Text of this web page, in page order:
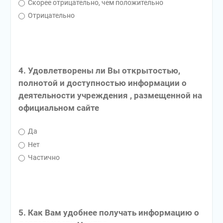
Скорее отрицательно, чем положительно
Отрицательно
4. Удовлетворены ли Вы открытостью,
полнотой и доступностью информации о
деятельности учреждения , размещенной на
официальном сайте
Да
Нет
Частично
5. Как Вам удобнее получать информацию о